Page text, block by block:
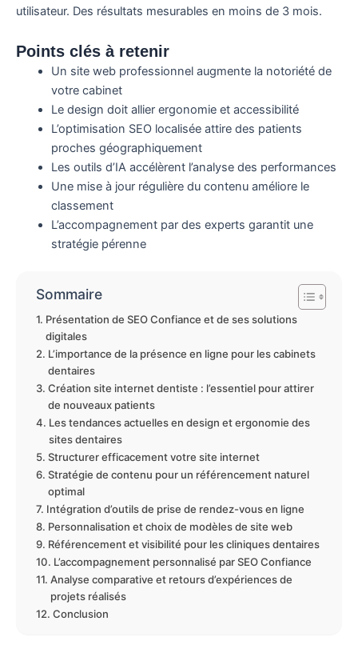
utilisateur. Des résultats mesurables en moins de 3 mois.
Points clés à retenir
Un site web professionnel augmente la notoriété de
votre cabinet
Le design doit allier ergonomie et accessibilité
L’optimisation SEO localisée attire des patients
proches géographiquement
Les outils d’IA accélèrent l’analyse des performances
Une mise à jour régulière du contenu améliore le
classement
L’accompagnement par des experts garantit une
stratégie pérenne
Sommaire
Présentation de SEO Confiance et de ses solutions
digitales
L’importance de la présence en ligne pour les cabinets
dentaires
Création site internet dentiste : l’essentiel pour attirer
de nouveaux patients
Les tendances actuelles en design et ergonomie des
sites dentaires
Structurer efficacement votre site internet
Stratégie de contenu pour un référencement naturel
optimal
Intégration d’outils de prise de rendez-vous en ligne
Personnalisation et choix de modèles de site web
Référencement et visibilité pour les cliniques dentaires
L’accompagnement personnalisé par SEO Confiance
Analyse comparative et retours d’expériences de
projets réalisés
Conclusion